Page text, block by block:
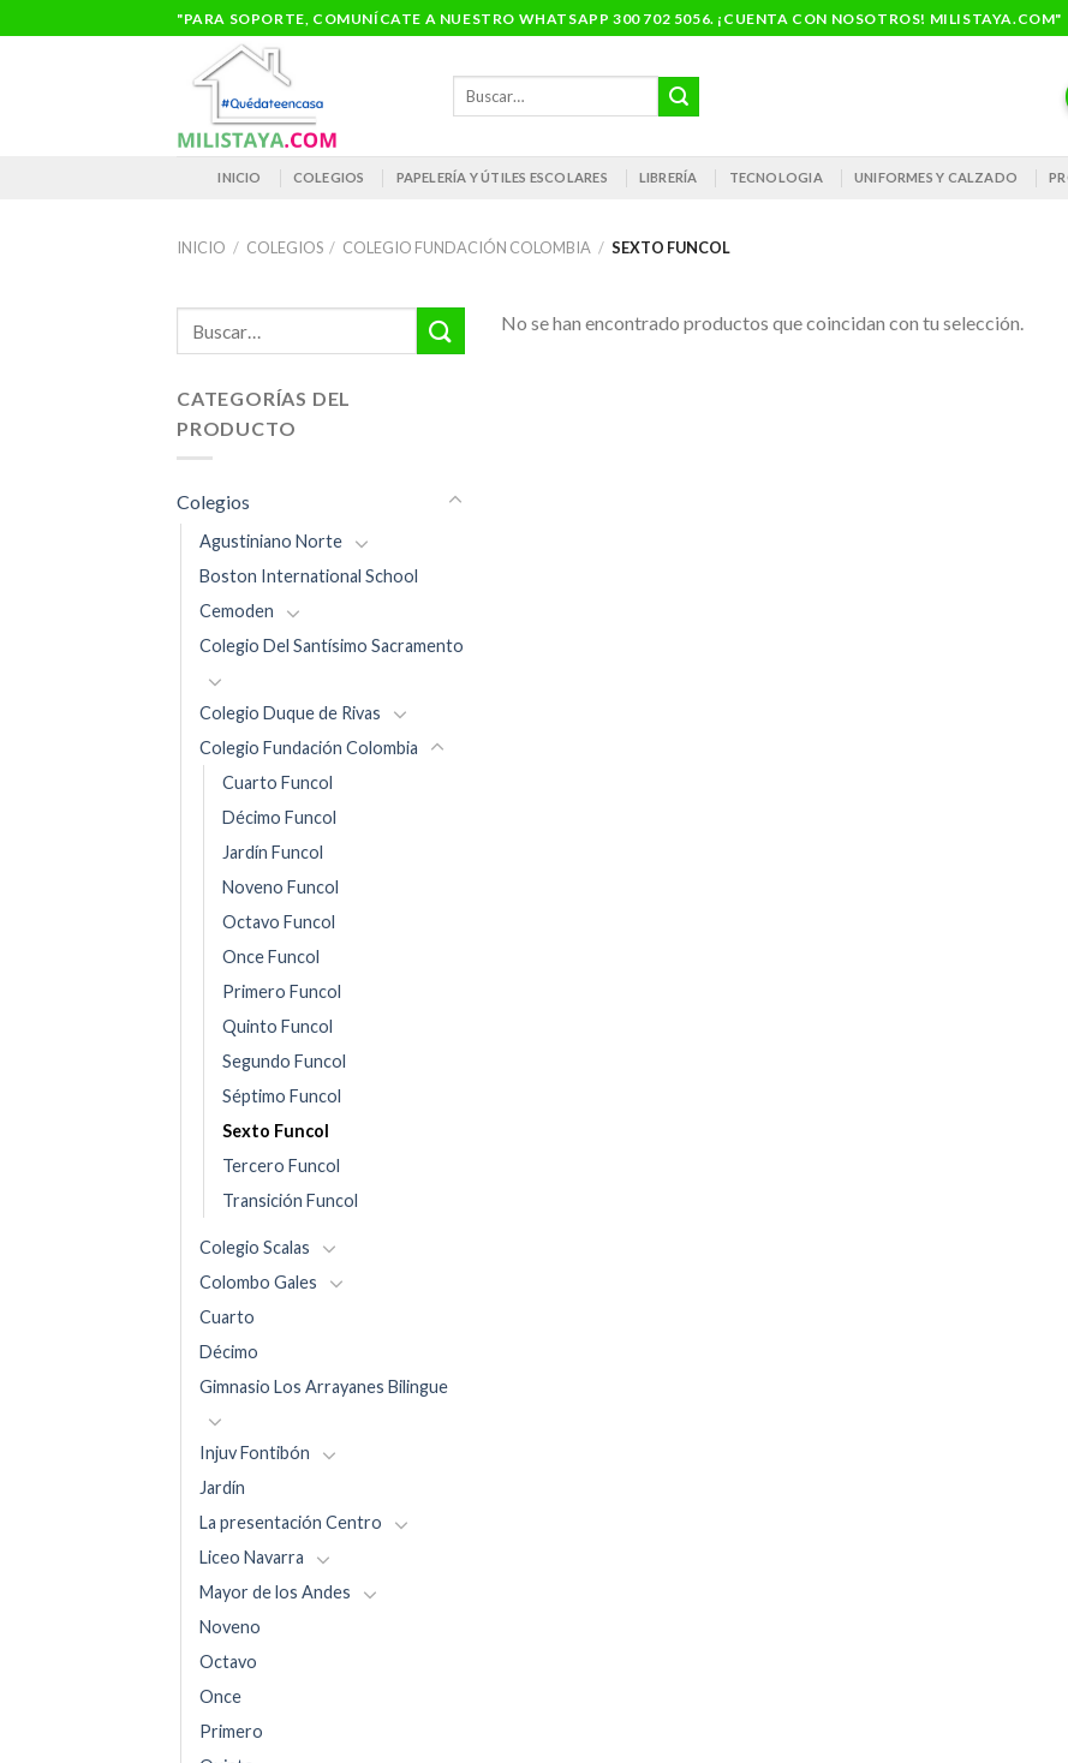
al
"PARA SOPORTE, COMUNÍCATE A NUESTRO WHATSAPP 300 702 5056. ¡CUENTA CON NOSOTROS! MILISTAYA.COM"
Buscar
INICIO COLEGIOS PAPELERÍA Y ÚTILES ESCOLARES LIBRERÍA TECNOLOGIA UNIFORMES Y CALZADO
INICIO / COLEGIOS / COLEGIO FUNDACIÓN COLOMBIA / SEXTO FUNCOL
CATEGORÍAS DEL
PRODUCTO
Colegios
Agustiniano Norte
Boston International School
Cemoden
Colegio Del Santísimo Sacramento
Colegio Duque de Rivas
Colegio Fundación Colombia
Cuarto Funcol
Décimo Funcol
Jardín Funcol
Noveno Funcol
Octavo Funcol
Once Funcol
Primero Funcol
Quinto Funcol
Segundo Funcol
Séptimo Funcol
Sexto Funcol
Tercero Funcol
Transición Funcol
Colegio Scalas
Colombo Gales
Cuarto
Décimo
Gimnasio Los Arrayanes Bilingue
Injuv Fontibón
Jardín
La presentación Centro
Liceo Navarra
Mayor de los Andes
Noveno
Octavo
Once
Primero
No se han encontrado productos que coincidan con tu selección.